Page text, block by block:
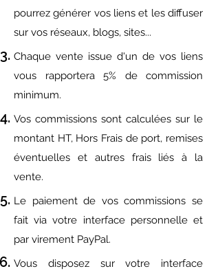
pourrez générer vos liens et les diffuser
sur vos réseaux, blogs, sites...
Chaque vente issue d'un de vos liens
vous rapportera 5% de commission
minimum.
Vos commissions sont calculées sur le
montant HT, Hors Frais de port, remises
éventuelles et autres frais liés à la
vente.
Le paiement de vos commissions se
fait via votre interface personnelle et
par virement PayPal.
Vous disposez sur votre interface